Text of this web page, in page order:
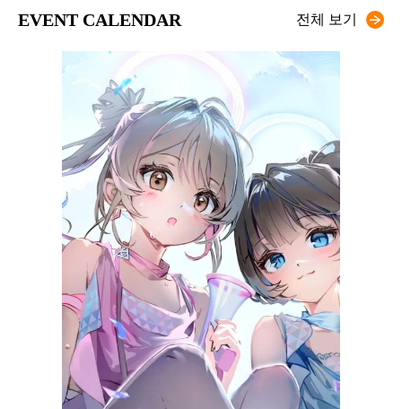
EVENT CALENDAR 전체 보기